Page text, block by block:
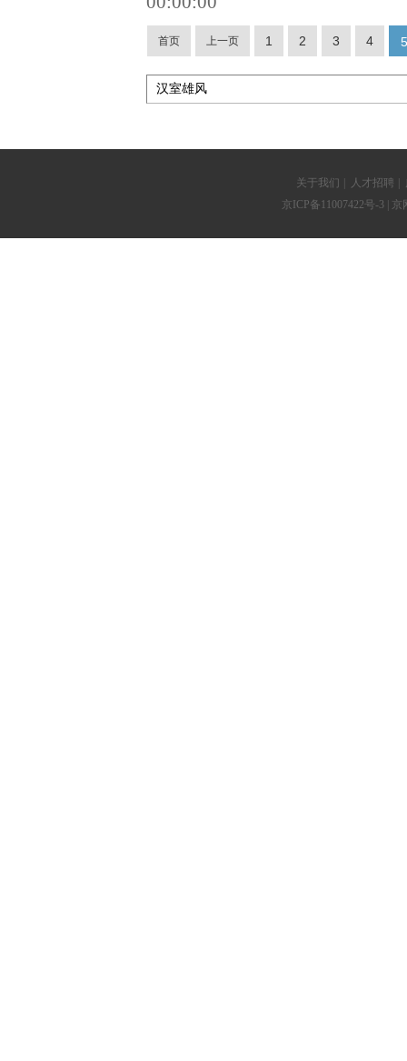
首页 上一页 1 2 3 4 5
关于我们 人才招聘
京ICP备11007422号-3| 京